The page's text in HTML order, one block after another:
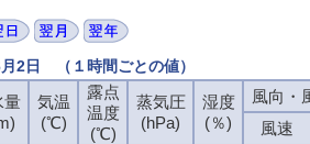
2日 （１時間ごとの値）
量
気温
(℃)
露点
温度
(℃)
蒸気圧
(hPa)
湿度
(％)
風向・
風速